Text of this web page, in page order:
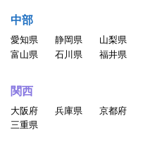
中部
愛知県 静岡県 山梨県
富山県
石川県 福井県
関西
大阪府 兵庫県 京都府
三重県